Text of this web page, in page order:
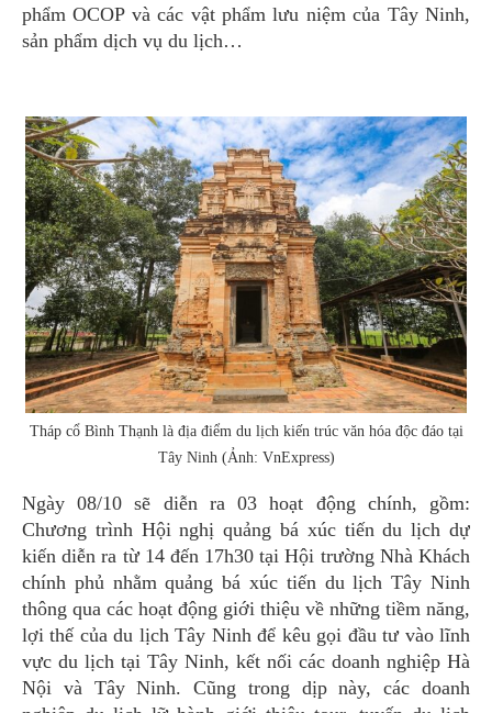
phẩm OCOP và các vật phẩm lưu niệm của Tây Ninh,
sản phẩm dịch vụ du lịch…
Tháp cổ Bình Thạnh là địa điểm du lịch kiến trúc văn hóa độc đáo tại
Tây Ninh (Ảnh: VnExpress)
Ngày 08/10 sẽ diễn ra 03 hoạt động chính, gồm:
Chương trình Hội nghị quảng bá xúc tiến du lịch dự
kiến diễn ra từ 14 đến 17h30 tại Hội trường Nhà Khách
chính phủ nhằm quảng bá xúc tiến du lịch Tây Ninh
thông qua các hoạt động giới thiệu về những tiềm năng,
lợi thế của du lịch Tây Ninh để kêu gọi đầu tư vào lĩnh
vực du lịch tại Tây Ninh, kết nối các doanh nghiệp Hà
Nội và Tây Ninh. Cũng trong dịp này, các doanh